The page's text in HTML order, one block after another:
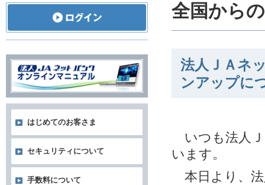
全国から
法人ＪＡネ
ンアップに
いつも法人
います。
本日より、法
はじめてのお客さま
セキュリティについて
手数料について